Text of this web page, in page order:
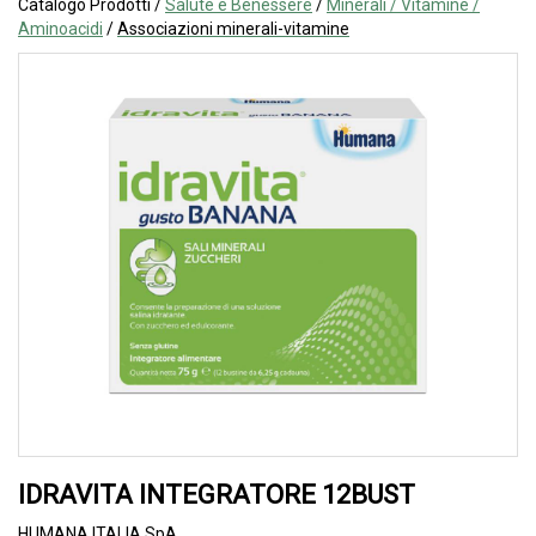
Catalogo Prodotti /Salute e Benessere / Minerali / Vitamine /
Aminoacidi /Associazioni minerali-vitamine
IDRAVITA INTEGRATORE 12BUST